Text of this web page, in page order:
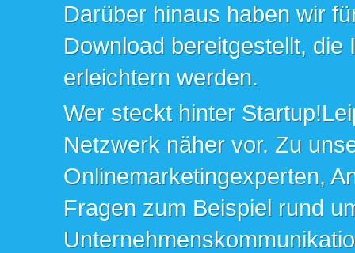
Darüber hinaus haben wir
Download bereitgestellt,
erleichtern werden.
Wer steckt hinter
Netzwerk näher vor. Zu
Onlinemarketingexperten,
Fragen zum Beispiel rund